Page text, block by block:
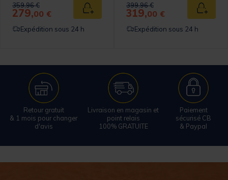
panier
Price reduced from
359,96 €to
279,00 € Ajouter au panier
Expédition sous 24 h
Price reduced from
399,96 €to
319,00 €
Expédition sous 24 h
Retour gratuit
& 1 mois pour changer
d'avis
Livraison en magasin et
point relais
100% GRATUITE
Paiement
sécurisé CB
& Paypal